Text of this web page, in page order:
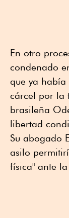
En otro
condenado
que ya había
cárcel por la
brasileña
libertad
Su abogado
asilo
física" ante